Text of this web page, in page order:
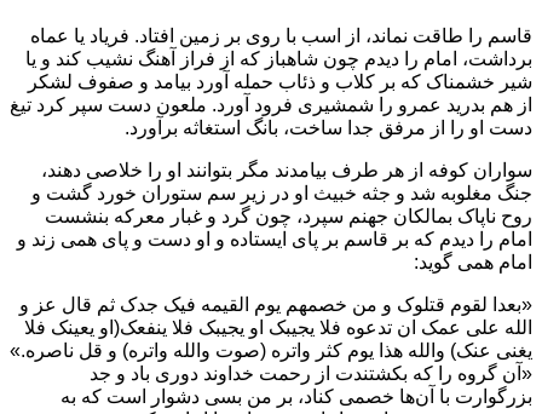
قاسم را طاقت نماند، از اسب با روی بر زمین افتاد. فریاد یا عماه
برداشت، امام را دیدم چون شاهباز که از فراز آهنگ نشیب کند و یا
شیر خشمناک که بر کلاب و ذئاب حمله آورد بیامد و صفوف لشکر
از هم بدرید عمرو را شمشیری فرود آورد. ملعون دست سپر کرد تیغ
دست او را از مرفق جدا ساخت، بانگ استغاثه برآورد.
سواران کوفه از هر طرف بیامدند مگر بتوانند او را خلاصی دهند،
جنگ مغلوبه شد و جثه خبیث او در زیر سم ستوران خورد گشت و
روح ناپاک بمالکان جهنم سپرد، چون گرد و غبار معرکه بنشست
امام را دیدم که بر قاسم بر پای ایستاده و او دست و پای همی زند و
امام همی گوید:
«بعدا لقوم قتلوک و من خصمهم یوم القیمه فیک جدک ثم قال عز و
الله علی عمک ان تدعوه فلا یجیبک او یجیبک فلا ینفعک(او یعینک فلا
یغنی عنک) والله هذا یوم کثر واتره (صوت والله واتره) و قل ناصره.»
«آن گروه را که بکشتندت از رحمت خداوند دوری باد و جد
بزرگوارت با آن‌ها خصمی کناد، بر من بسی دشوار است که به